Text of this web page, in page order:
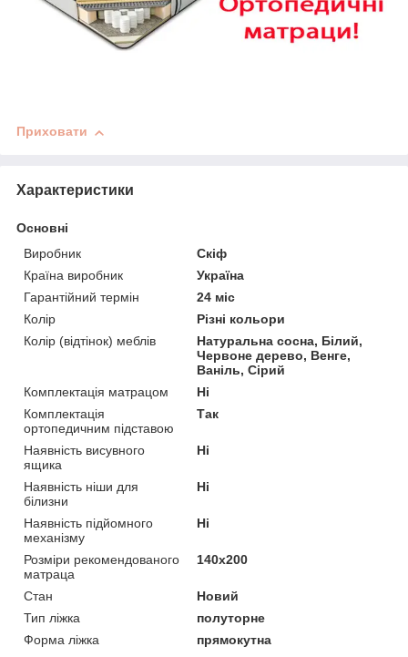
Приховати
Характеристики
Основні
Виробник
Скіф
Країна виробник
Україна
Гарантійний термін
24 міс
Колір
Різні кольори
Колір (відтінок) меблів
Натуральна сосна, Білий,
Червоне дерево, Венге,
Ваніль, Сірий
Комплектація матрацом
Ні
Комплектація
ортопедичним підставою
Так
Наявність висувного
ящика
Ні
Наявність ніши для
білизни
Ні
Наявність підйомного
механізму
Ні
Розміри рекомендованого
матраца
140х200
Стан
Новий
Тип ліжка
полуторне
Форма ліжка
прямокутна